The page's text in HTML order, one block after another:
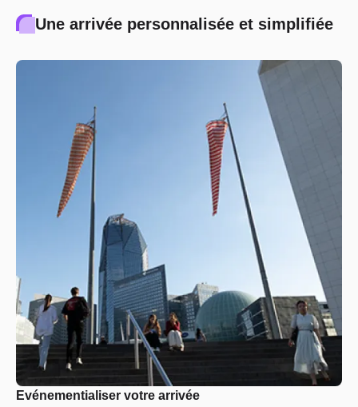
Une arrivée personnalisée et simplifiée
Evénementialiser votre arrivée